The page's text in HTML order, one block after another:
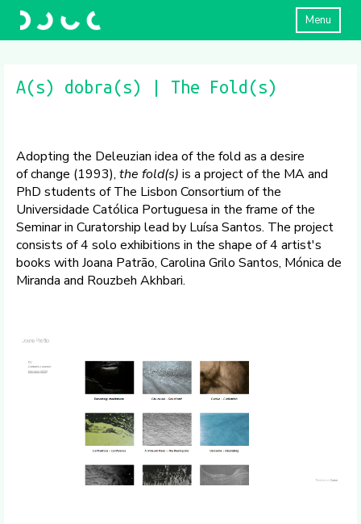
Menu
A(s) dobra(s) | The Fold(s)
Adopting the Deleuzian idea of the fold as a desire
of change (1993), the fold(s) is a project of the MA and
PhD students of The Lisbon Consortium of the
Universidade Católica Portuguesa in the frame of the
Seminar in Curatorship lead by Luísa Santos. The project
consists of 4 solo exhibitions in the shape of 4 artist's
books with Joana Patrão, Carolina Grilo Santos, Mónica de
Miranda and Rouzbeh Akhbari.